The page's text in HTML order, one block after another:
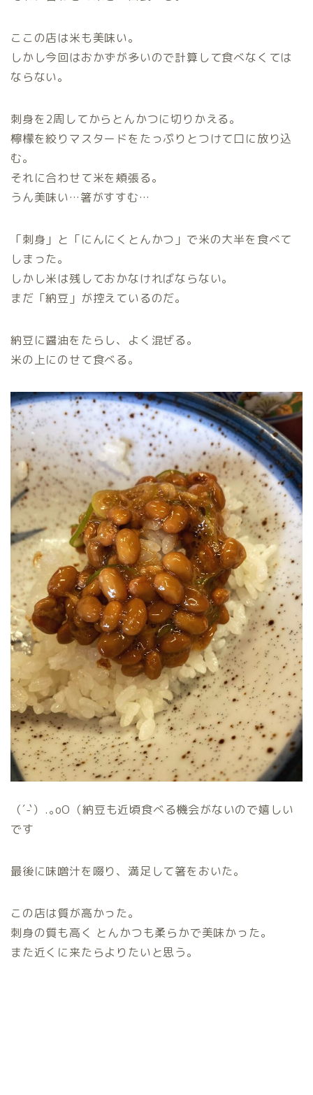
ここの店は米も美味い。
しかし今回はおかずが多いので計算して食べなくては
ならない。
刺身を2周してからとんかつに切りかえる。
檸檬を絞りマスタードをたっぷりとつけて口に放り込
む。
それに合わせて米を頬張る。
うん美味い…箸がすすむ…
「刺身」と「にんにくとんかつ」で米の大半を食べて
しまった。
しかし米は残しておかなければならない。
まだ「納豆」が控えているのだ。
納豆に醤油をたらし、よく混ぜる。
米の上にのせて食べる。
（´-`）.｡oO（納豆も近頃食べる機会がないので嬉しい
です
最後に味噌汁を啜り、満足して箸をおいた。
この店は質が高かった。
刺身の質も高く とんかつも柔らかで美味かった。
また近くに来たらよりたいと思う。